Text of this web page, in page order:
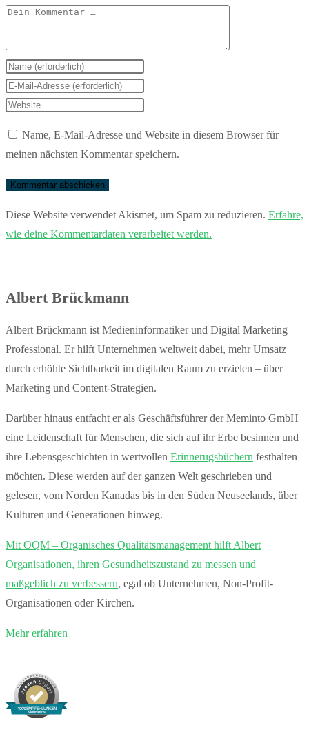
Kommentar
Gib
deinen
Namen
Benutzernamen
zum
Kommentieren
Gib
deine
Mail-
Adresse
zum
ein
Gib
Website-
URL
ein
Name, E-Mail-Adresse und Website in diesem Browser für
meinen nächsten Kommentar speichern.
Diese Website verwendet Akismet, um Spam zu reduzieren. Erfahre,
wie deine Kommentardaten verarbeitet werden.
Albert Brückmann
Albert Brückmann ist Medieninformatiker und Digital Marketing
Professional. Er hilft Unternehmen weltweit dabei, mehr Umsatz
durch erhöhte Sichtbarkeit im digitalen Raum zu erzielen – über
Marketing und Content-Strategien.
Darüber hinaus entfacht er als Geschäftsführer der Meminto GmbH
eine Leidenschaft für Menschen, die sich auf ihr Erbe besinnen und
ihre Lebensgeschichten in wertvollen Erinnerugsbüchern festhalten
möchten. Diese werden auf der ganzen Welt geschrieben und
gelesen, vom Norden Kanadas bis in den Süden Neuseelands, über
Kulturen und Generationen hinweg.
Mit OQM – Organisches Qualitätsmanagement hilft Albert
Organisationen, ihren Gesundheitszustand zu messen und
maßgeblich zu verbessern, egal ob Unternehmen, Non-Profit-
Organisationen oder Kirchen.
Mehr erfahren
100% EMPFEHLUNGEN
Mehr Infos